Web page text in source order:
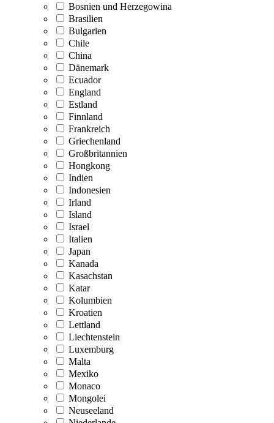
Bosnien und Herzegowina
Brasilien
Bulgarien
Chile
China
Dänemark
Ecuador
England
Estland
Finnland
Frankreich
Griechenland
Großbritannien
Hongkong
Indien
Indonesien
Irland
Island
Israel
Italien
Japan
Kanada
Kasachstan
Katar
Kolumbien
Kroatien
Lettland
Liechtenstein
Luxemburg
Malta
Mexiko
Monaco
Mongolei
Neuseeland